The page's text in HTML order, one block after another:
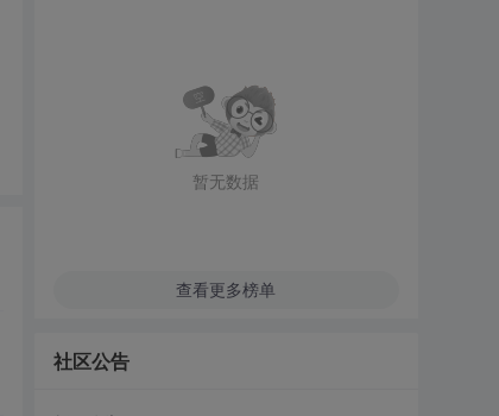
暂无数据
查看更多榜单
社区公告